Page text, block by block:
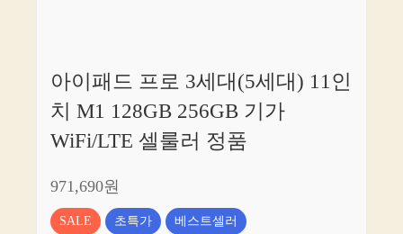
아이패드 프로 3세대(5세대) 11인
치 M1 128GB 256GB 기가
WiFi/LTE 셀룰러 정품
971,690원
SALE 초특가 베스트셀러